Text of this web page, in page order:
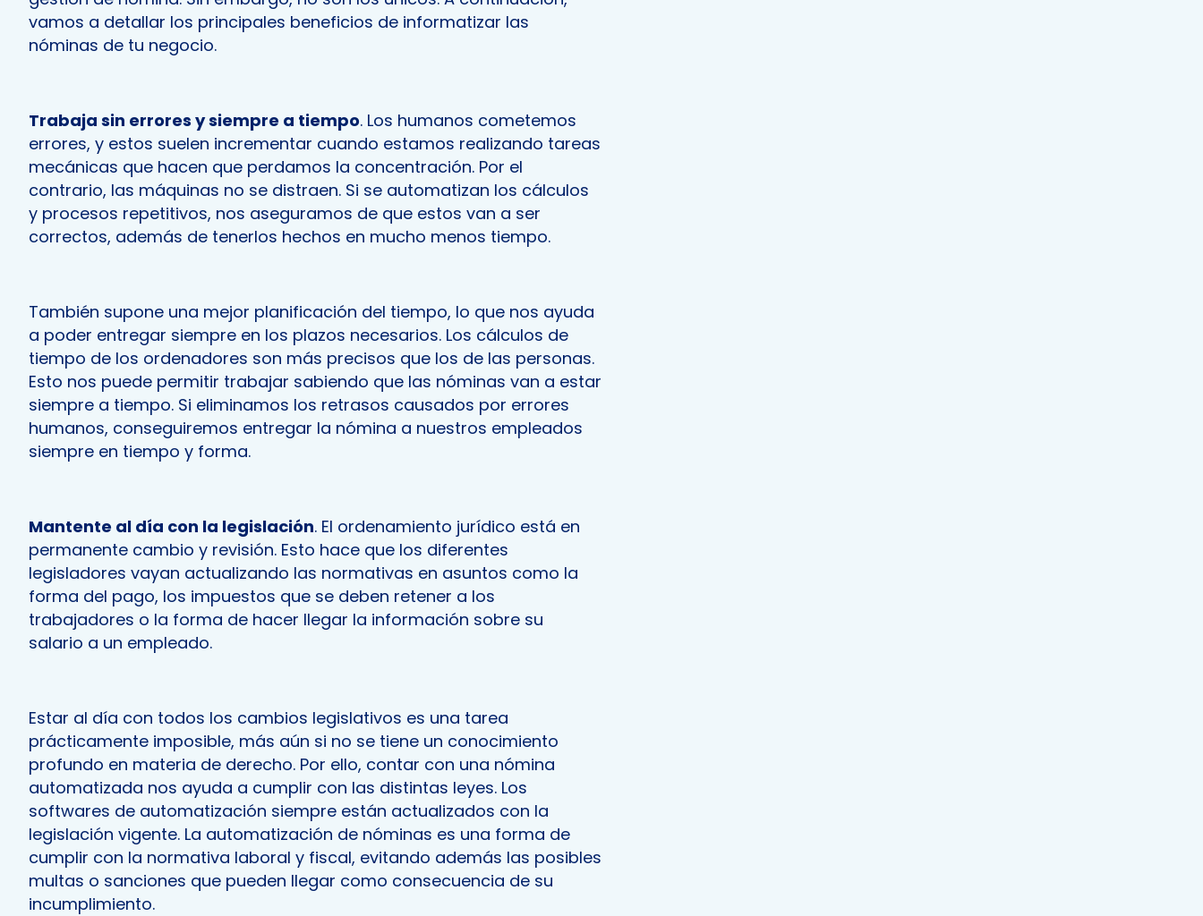
vamos a detallar los principales beneficios de informatizar las
nóminas de tu negocio.
Trabaja sin errores y siempre a tiempo. Los humanos cometemos
errores, y estos suelen incrementar cuando estamos realizando tareas
mecánicas que hacen que perdamos la concentración. Por el
contrario, las máquinas no se distraen. Si se automatizan los cálculos
y procesos repetitivos, nos aseguramos de que estos van a ser
correctos, además de tenerlos hechos en mucho menos tiempo.
También supone una mejor planificación del tiempo, lo que nos ayuda
a poder entregar siempre en los plazos necesarios. Los cálculos de
tiempo de los ordenadores son más precisos que los de las personas.
Esto nos puede permitir trabajar sabiendo que las nóminas van a estar
siempre a tiempo. Si eliminamos los retrasos causados por errores
humanos, conseguiremos entregar la nómina a nuestros empleados
siempre en tiempo y forma.
Mantente al día con la legislación. El ordenamiento jurídico está en
permanente cambio y revisión. Esto hace que los diferentes
legisladores vayan actualizando las normativas en asuntos como la
forma del pago, los impuestos que se deben retener a los
trabajadores o la forma de hacer llegar la información sobre su
salario a un empleado.
Estar al día con todos los cambios legislativos es una tarea
prácticamente imposible, más aún si no se tiene un conocimiento
profundo en materia de derecho. Por ello, contar con una nómina
automatizada nos ayuda a cumplir con las distintas leyes. Los
softwares de automatización siempre están actualizados con la
legislación vigente. La automatización de nóminas es una forma de
cumplir con la normativa laboral y fiscal, evitando además las posibles
multas o sanciones que pueden llegar como consecuencia de su
incumplimiento.